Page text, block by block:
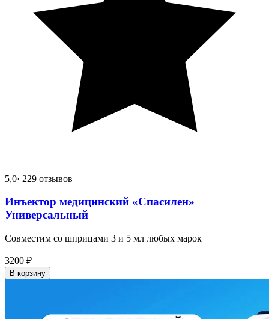
5,0· 229 отзывов
Инъектор медицинский «Спасилен»
Универсальный
Совместим со шприцами 3 и 5 мл любых марок
3200 ₽
В корзину